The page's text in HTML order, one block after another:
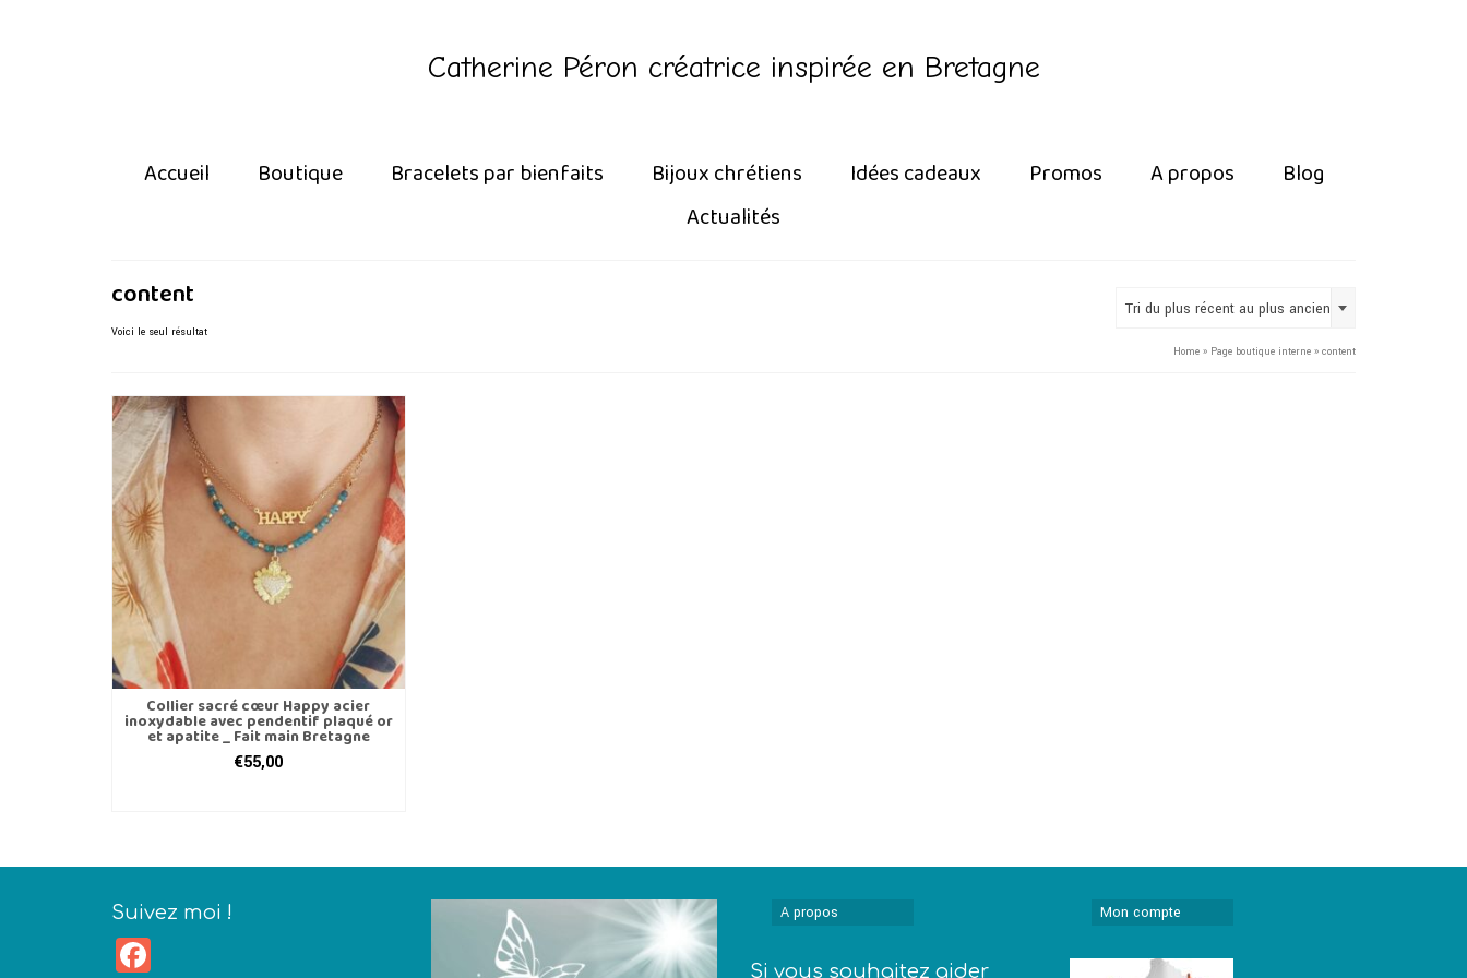
Catherine Péron créatrice inspirée en Bretagne
Accueil Boutique Bracelets par bienfaits Bijoux chrétiens Idées cadeaux Promos A propos
Blog
Actualités
content
Voici le seul résultat
Tri du plus récent au plus ancien
Home » Page boutique interne » content
Collier sacré cœur Happy acier
inoxydable avec pendentif plaqué or
et apatite _ Fait main Bretagne
€55,00
Suivez moi ! A propos
Si vous souhaitez aider
Mon compte